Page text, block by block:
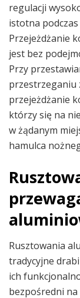
regulacji
istotna
Przejeżdżanie
jest bez
Przy
przestrzeganiu
przejeżdżanie
którzy się na
w żądanym
hamulca
Rusztowania
tradycyjne
ich
bezpośredni